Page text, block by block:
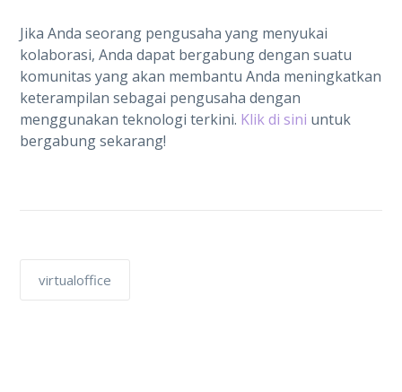
Jika Anda seorang pengusaha yang menyukai
kolaborasi, Anda dapat bergabung dengan suatu
komunitas yang akan membantu Anda meningkatkan
keterampilan sebagai pengusaha dengan
menggunakan teknologi terkini. Klik di sini untuk
bergabung sekarang!
virtualoffice